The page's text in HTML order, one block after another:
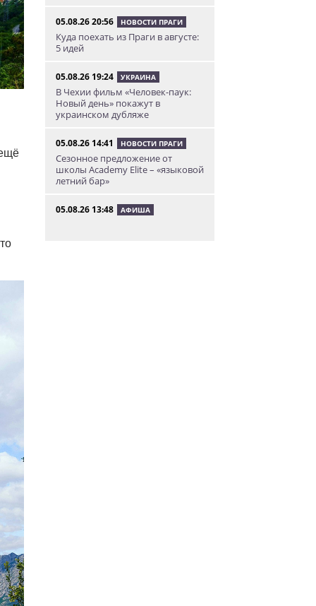
05.08.26 20:56 НОВОСТИ ПРАГИ
Куда поехать из Праги в августе:
5 идей
05.08.26 19:24 УКРАИНА
В Чехии фильм «Человек-паук:
Новый день» покажут в
украинском дубляже
05.08.26 14:41 НОВОСТИ ПРАГИ
Сезонное предложение от
школы Academy Elite – «языковой
летний бар»
05.08.26 13:48 АФИША